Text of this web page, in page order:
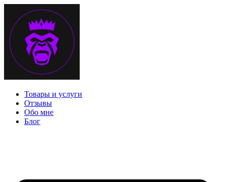
содержимому
Товары и услуги
Отзывы
Обо мне
Блог